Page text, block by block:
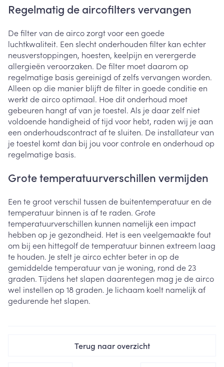
Regelmatig de aircofilters vervangen
De filter van de airco zorgt voor een goede
luchtkwaliteit. Een slecht onderhouden filter kan echter
neusverstoppingen, hoesten, keelpijn en verergerde
allergieën veroorzaken. De filter moet daarom op
regelmatige basis gereinigd of zelfs vervangen worden.
Alleen op die manier blijft de filter in goede conditie en
werkt de airco optimaal. Hoe dit onderhoud moet
gebeuren hangt af van je toestel. Als je daar zelf niet
voldoende handigheid of tijd voor hebt, raden wij je aan
een onderhoudscontract af te sluiten. De installateur van
je toestel komt dan bij jou voor controle en onderhoud op
regelmatige basis.
Grote temperatuurverschillen vermijden
Een te groot verschil tussen de buitentemperatuur en de
temperatuur binnen is af te raden. Grote
temperatuurverschillen kunnen namelijk een impact
hebben op je gezondheid. Het is een veelgemaakte fout
om bij een hittegolf de temperatuur binnen extreem laag
te houden. Je stelt je airco echter beter in op de
gemiddelde temperatuur van je woning, rond de 23
graden. Tijdens het slapen daarentegen mag je de airco
wel instellen op 18 graden. Je lichaam koelt namelijk af
gedurende het slapen.
Terug naar overzicht